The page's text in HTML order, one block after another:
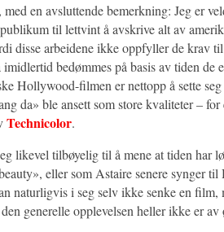
, med en avsluttende bemerkning: Jeg er
til lettvint å avskrive alt av
disse arbeidene ikke oppfyller de krav
bedømmes på basis av tiden de
Hollywood-filmen er nettopp å sette
da» ble ansett som store kvaliteter –
Technicolor.
likevel tilbøyelig til å mene at tiden har
eller som Astaire senere synger
naturligvis i seg selv ikke senke en film,
generelle opplevelsen heller ikke er av